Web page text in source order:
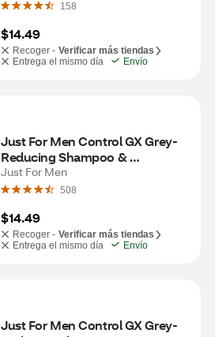
158
$14.49
Recoger - Verificar más tiendas
Entrega el mismo día
Envío
Just For Men Control GX Grey-
Reducing Shampoo &
Conditioner, 4 OZ
Just For Men
508
$14.49
Recoger - Verificar más tiendas
Entrega el mismo día
Envío
Just For Men Control GX Grey-